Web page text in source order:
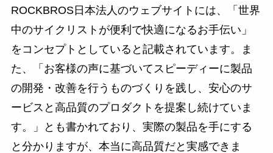
ROCKBROS日本法人のウェブサイトには、「世界
中のサイクリストが便利で快適になるお手伝い」
をコンセプトとしていると記載されています。ま
た、「お客様の声に基づいてスピーディーに製品
の開発・改善を行うものづくりを践し、安心のサ
ービスと高品質のプロダクトを提案し続けていま
す。」とも書かれており、実際の製品を手にする
と分かりますが、本当に高品質だと実感できま